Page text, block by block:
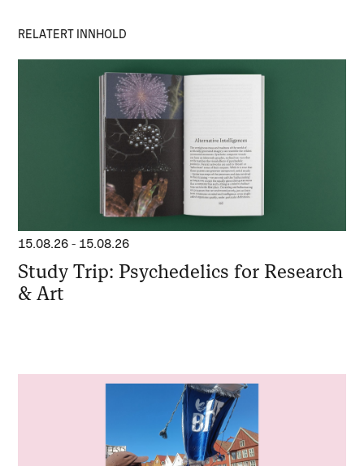
RELATERT INNHOLD
15.08.26 - 15.08.26
Study Trip: Psychedelics for Research
& Art